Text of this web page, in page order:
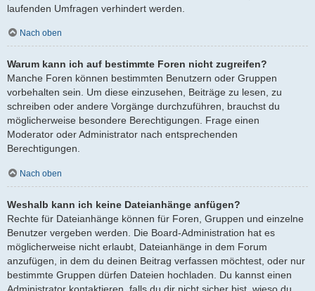
laufenden Umfragen verhindert werden.
Nach oben
Warum kann ich auf bestimmte Foren nicht zugreifen?
Manche Foren können bestimmten Benutzern oder Gruppen
vorbehalten sein. Um diese einzusehen, Beiträge zu lesen, zu
schreiben oder andere Vorgänge durchzuführen, brauchst du
möglicherweise besondere Berechtigungen. Frage einen
Moderator oder Administrator nach entsprechenden
Berechtigungen.
Nach oben
Weshalb kann ich keine Dateianhänge anfügen?
Rechte für Dateianhänge können für Foren, Gruppen und einzelne
Benutzer vergeben werden. Die Board-Administration hat es
möglicherweise nicht erlaubt, Dateianhänge in dem Forum
anzufügen, in dem du deinen Beitrag verfassen möchtest, oder nur
bestimmte Gruppen dürfen Dateien hochladen. Du kannst einen